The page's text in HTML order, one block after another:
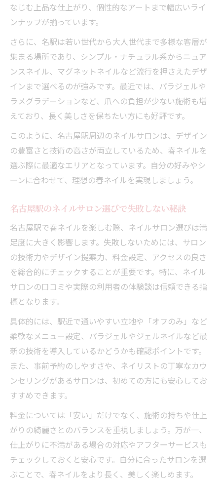
名古屋駅周辺で春ネイルが人気の理由に迫
る
春ネイルおすすめサロンの探し方を伝授
名古屋駅で春ネイルオフのみも対応可能に
春ネイル実例から見る名古屋駅の魅力発見
仕事帰りも安心の春ネイルが人気の理由
春ネイルが仕事帰りにも選ばれるポイント
春ネイルおすすめを短時間で楽しむコツ
名古屋駅で春ネイルが長持ちする秘訣とは
春ネイル施術後に寄れる駅周辺の楽しみ方
なじむ上品な仕上がり、個性的なアートまで幅広いライ
ンナップが揃っています。
さらに、名駅は若い世代から大人世代まで多様な客層が
集まる場所であり、シンプル・ナチュラル系からニュア
ンスネイル、マグネットネイルなど流行を押さえたデザ
インまで選べるのが強みです。最近では、パラジェルや
ラメグラデーションなど、爪への負担が少ない施術も増
えており、長く美しさを保ちたい方にも好評です。
このように、名古屋駅周辺のネイルサロンは、デザイン
の豊富さと技術の高さが両立しているため、春ネイルを
選ぶ際に最適なエリアとなっています。自分の好みやシ
ーンに合わせて、理想の春ネイルを実現しましょう。
名古屋駅のネイルサロン選びで失敗しない秘訣
名古屋駅で春ネイルを楽しむ際、ネイルサロン選びは満
足度に大きく影響します。失敗しないためには、サロン
の技術力やデザイン提案力、料金設定、アクセスの良さ
を総合的にチェックすることが重要です。特に、ネイル
サロンの口コミや実際の利用者の体験談は信頼できる指
標となります。
具体的には、駅近で通いやすい立地や「オフのみ」など
柔軟なメニュー設定、パラジェルやジェルネイルなど最
新の技術を導入しているかどうかも確認ポイントです。
また、事前予約のしやすさや、ネイリストの丁寧なカウ
ンセリングがあるサロンは、初めての方にも安心してお
すすめできます。
料金については「安い」だけでなく、施術の持ちや仕上
がりの綺麗さとのバランスを重視しましょう。万が一、
仕上がりに不満がある場合の対応やアフターサービスも
チェックしておくと安心です。自分に合ったサロンを選
ぶことで、春ネイルをより長く、美しく楽しめます。